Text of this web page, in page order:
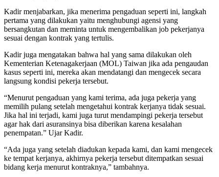
Kadir menjabarkan, jika menerima pengaduan seperti ini, langkah
pertama yang dilakukan yaitu menghubungi agensi yang
bersangkutan dan meminta untuk mengembalikan job pekerjanya
sesuai dengan kontrak yang tertulis.
Kadir juga mengatakan bahwa hal yang sama dilakukan oleh
Kementerian Ketenagakerjaan (MOL) Taiwan jika ada pengaudan
kasus seperti ini, mereka akan mendatangi dan mengecek secara
langsung kondisi pekerja tersebut.
“Menurut pengaduan yang kami terima, ada juga pekerja yang
memilih pulang setelah mengetahui kontrak kerjanya tidak sesuai.
Jika hal ini terjadi, kami juga turut mendampingi pekerja tersebut
agar hak dari asuransinya bisa diberikan karena kesalahan
penempatan.” Ujar Kadir.
“Ada juga yang setelah diadukan kepada kami, dan kami mengecek
ke tempat kerjanya, akhirnya pekerja tersebut ditempatkan sesuai
bidang kerja menurut kontraknya,” tambahnya.